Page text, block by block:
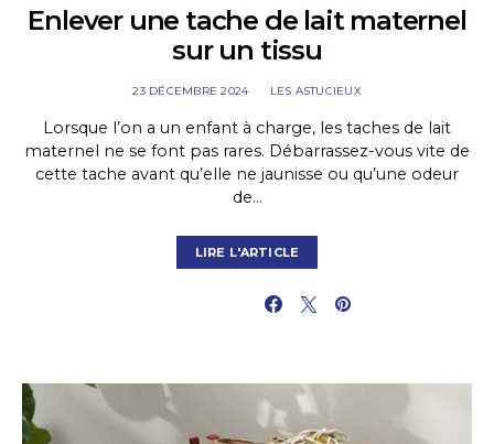
Enlever une tache de lait maternel
sur un tissu
23 DÉCEMBRE 2024 LES ASTUCIEUX
Lorsque l’on a un enfant à charge, les taches de lait
maternel ne se font pas rares. Débarrassez-vous vite de
cette tache avant qu’elle ne jaunisse ou qu’une odeur
de…
LIRE L'ARTICLE